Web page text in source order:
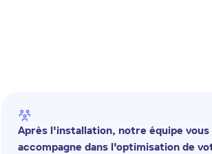
Après l'installation, notre équipe vous
accompagne dans l'optimisation de